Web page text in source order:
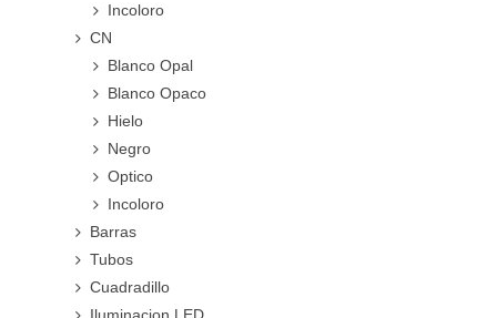
Incoloro
CN
Blanco Opal
Blanco Opaco
Hielo
Negro
Optico
Incoloro
Barras
Tubos
Cuadradillo